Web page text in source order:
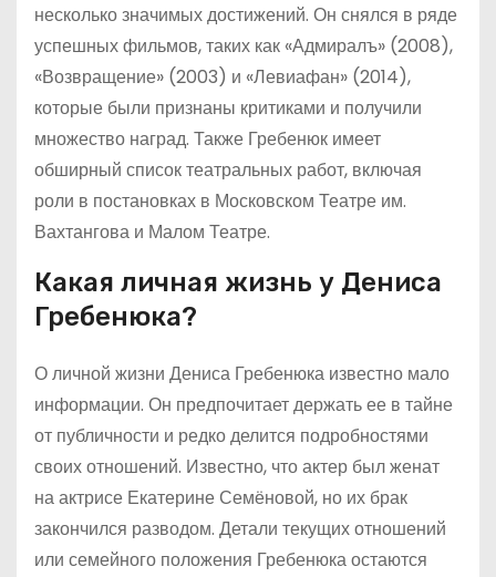
несколько значимых достижений. Он снялся в ряде
успешных фильмов, таких как «Адмиралъ» (2008),
«Возвращение» (2003) и «Левиафан» (2014),
которые были признаны критиками и получили
множество наград. Также Гребенюк имеет
обширный список театральных работ, включая
роли в постановках в Московском Театре им.
Вахтангова и Малом Театре.
Какая личная жизнь у Дениса
Гребенюка?
О личной жизни Дениса Гребенюка известно мало
информации. Он предпочитает держать ее в тайне
от публичности и редко делится подробностями
своих отношений. Известно, что актер был женат
на актрисе Екатерине Семёновой, но их брак
закончился разводом. Детали текущих отношений
или семейного положения Гребенюка остаются